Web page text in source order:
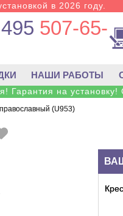
в 2026 году.
507-65-
НАШИ РАБОТЫ
Гарантия на
(U953)